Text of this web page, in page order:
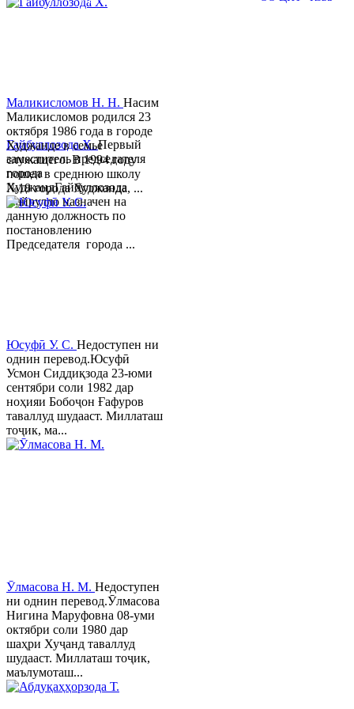
Гайбуллозода Х.Первый
заместитель председателя
города
ХуджандГайбуллозода
Хайрулло назначен на
данную должность по
постановлению
Председателя города ...
Маликисломов Н. Н. Насим
Маликисломов родился 23
октября 1986 года в городе
Худжанде в семье
служащего. В 1994 году
пошел в среднюю школу
№18 города Худжанда, ...
Юсуфӣ У. C. Недоступен ни
однин перевод.Юсуфӣ
Усмон Сиддиқзода 23-юми
сентябри соли 1982 дар
ноҳияи Бобоҷон Ғафуров
таваллуд шудааст. Миллаташ
тоҷик, ма...
Ӯлмасова Н. М. Недоступен
ни однин перевод.Ӯлмасова
Нигина Маруфовна 08-уми
октябри соли 1980 дар
шаҳри Хуҷанд таваллуд
шудааст. Миллаташ тоҷик,
маълумоташ...